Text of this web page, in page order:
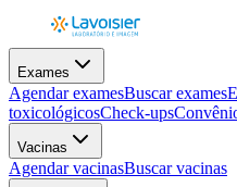
Exames
Agendar examesBuscar exames
toxicológicosCheck-ups
Vacinas
Agendar vacinasBuscar vacinas